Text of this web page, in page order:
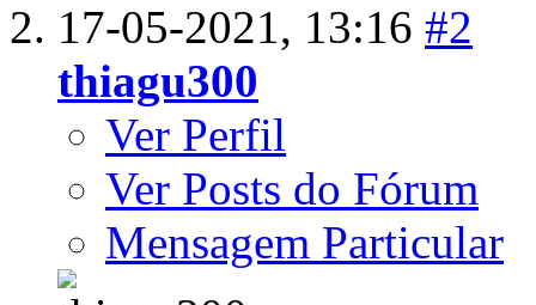
17-05-2021, 13:16 #2
thiagu300
Ver Perfil
Ver Posts do Fórum
Mensagem Particular